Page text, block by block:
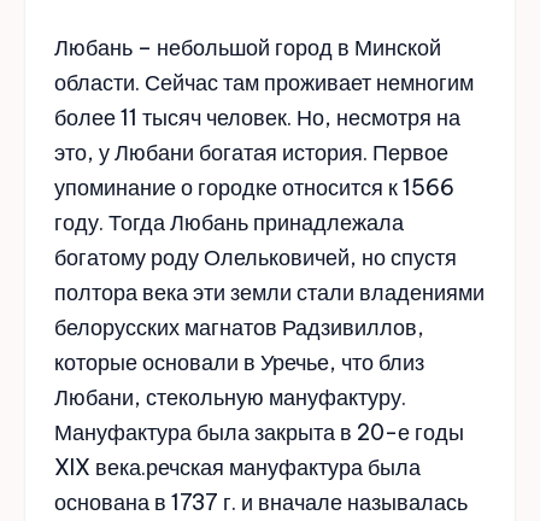
Любань – небольшой город в Минской
области. Сейчас там проживает немногим
более 11 тысяч человек. Но, несмотря на
это, у Любани богатая история. Первое
упоминание о городке относится к 1566
году. Тогда Любань принадлежала
богатому роду Олельковичей, но спустя
полтора века эти земли стали владениями
белорусских магнатов Радзивиллов,
которые основали в Уречье, что близ
Любани, стекольную мануфактуру.
Мануфактура была закрыта в 20-е годы
XIX века.речская мануфактура была
основана в 1737 г. и вначале называлась